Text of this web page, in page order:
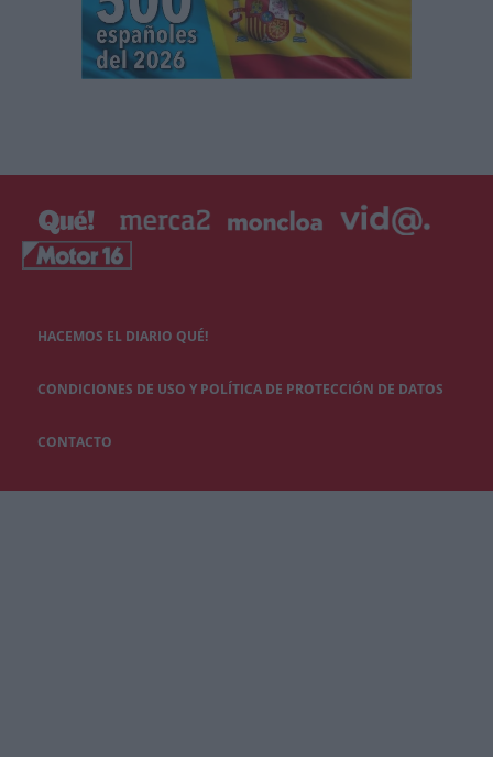
HACEMOS EL DIARIO QUÉ!
CONDICIONES DE USO Y POLÍTICA DE PROTECCIÓN DE DATOS
CONTACTO